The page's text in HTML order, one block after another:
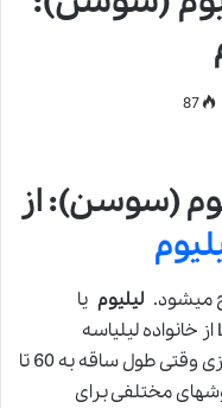
(سوسن): از
میشود. لیلیوم یا
سوسن با نام علمی Lilium longiflorum از خانواده لیلیاسه
Liliaceae است. گلهای زیبای این گیاه پیازی وقتی طول ساقه به 60 تا
مختلفی برای